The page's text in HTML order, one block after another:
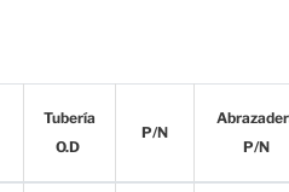
Tubería
O.D
P/N
P/N